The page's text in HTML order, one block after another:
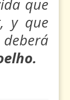
que
y que